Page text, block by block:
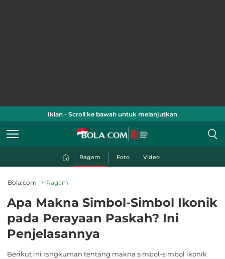
Iklan - Scroll ke bawah untuk melanjutkan
Ragam Foto Video
Bola.com Ragam
Apa Makna Simbol-Simbol Ikonik
pada Perayaan Paskah? Ini
Penjelasannya
Berikut ini rangkuman tentang makna simbol-simbol ikonik